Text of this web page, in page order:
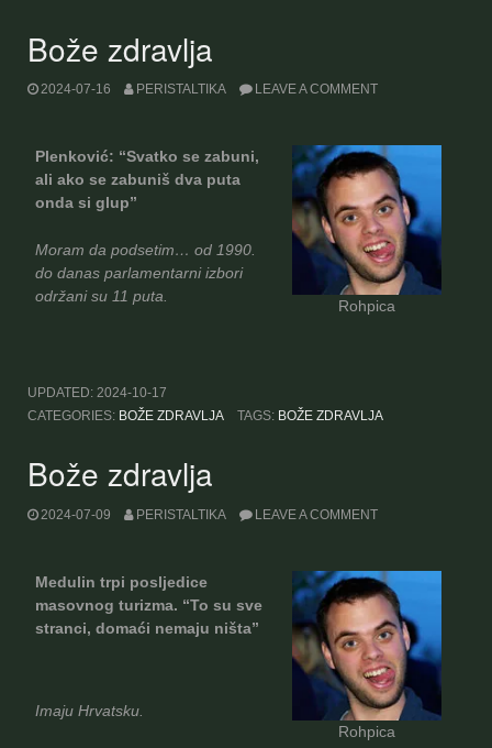
Bože zdravlja
2024-07-16 PERISTALTIKA LEAVE A COMMENT
Plenković: “Svatko se zabuni,
ali ako se zabuniš dva puta
onda si glup”
Rohpica
Moram da podsetim… od 1990.
do danas parlamentarni izbori
održani su 11 puta.
UPDATED: 2024-10-17
CATEGORIES: BOŽE ZDRAVLJA TAGS: BOŽE ZDRAVLJA
Bože zdravlja
2024-07-09 PERISTALTIKA LEAVE A COMMENT
Medulin trpi posljedice
masovnog turizma. “To su sve
stranci, domaći nemaju ništa”
Rohpica
Imaju Hrvatsku.